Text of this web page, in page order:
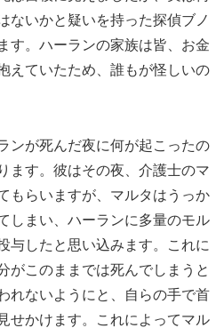
ないかと疑いを持った探偵ブノ
す。ハーランの家族は皆、お金
えていたため、誰もが怪しいの
ンが死んだ夜に何が起こったの
ます。彼はその夜、介護士のマ
もらいますが、マルタはうっか
しまい、ハーランに多量のモル
与したと思い込みます。これに
がこのままでは死んでしまうと
れないようにと、自らの手で首
せかけます。これによってマル